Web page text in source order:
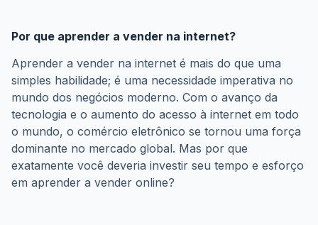
Por que aprender a vender na internet?
Aprender a vender na internet é mais do que uma
simples habilidade; é uma necessidade imperativa no
mundo dos negócios moderno. Com o avanço da
tecnologia e o aumento do acesso à internet em todo
o mundo, o comércio eletrônico se tornou uma força
dominante no mercado global. Mas por que
exatamente você deveria investir seu tempo e esforço
em aprender a vender online?